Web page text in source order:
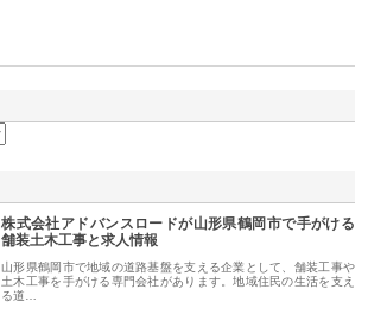
株式会社アドバンスロードが山形県鶴岡市で手がける
舗装土木工事と求人情報
山形県鶴岡市で地域の道路基盤を支える企業として、舗装工事や
土木工事を手がける専門会社があります。地域住民の生活を支え
る道…